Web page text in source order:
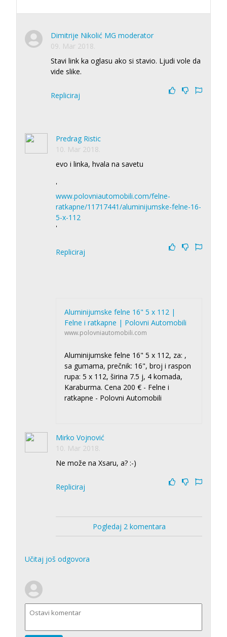
Dimitrije Nikolić MG moderator
09. Mar 2018.
Stavi link ka oglasu ako si stavio. Ljudi vole da
vide slike.
Repliciraj
Predrag Ristic
10. Mar 2018.
evo i linka, hvala na savetu
'
www.polovniautomobili.com/felne-
ratkapne/11717441/aluminijumske-felne-16-
5-x-112
'
Repliciraj
Aluminijumske felne 16" 5 x 112 |
Felne i ratkapne | Polovni Automobili
www.polovniautomobili.com
Aluminijumske felne 16" 5 x 112, za: ,
sa gumama, prečnik: 16", broj i raspon
rupa: 5 x 112, širina 7.5 j, 4 komada,
Karaburma. Cena 200 € - Felne i
ratkapne - Polovni Automobili
Mirko Vojnović
10. Mar 2018.
Ne može na Xsaru, a? :-)
Repliciraj
Pogledaj 2 komentara
Učitaj još odgovora